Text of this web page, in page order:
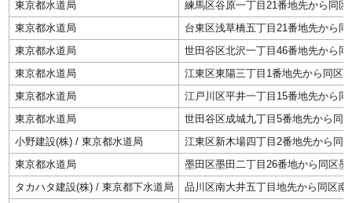
東京都水道局
練馬区谷原一丁目21番地先から同
東京都水道局
台東区浅草橋五丁目21番地先から
東京都水道局
世田谷区北沢一丁目46番地先から
東京都水道局
江東区東陽三丁目1番地先から同区
東京都水道局
江戸川区平井一丁目15番地先から
東京都水道局
世田谷区成城九丁目5番地先から同
小野建設(株) / 東京都水道局
江東区新木場四丁目2番地先から同
東京都水道局
墨田区墨田二丁目26番地から同区
タカハタ建設(株) / 東京都下水道局
品川区南大井五丁目地先から同区